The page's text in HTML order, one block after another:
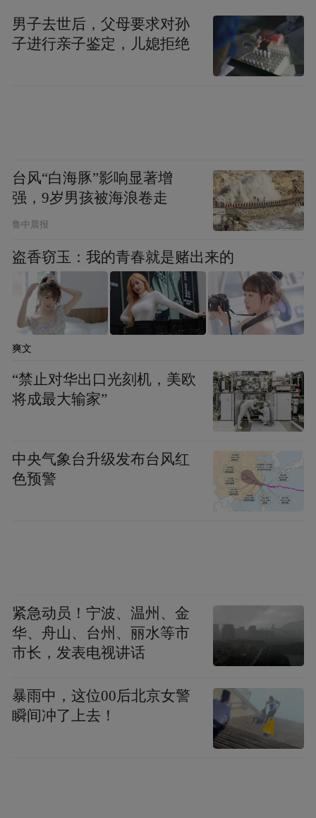
男子去世后，父母要求对孙
子进行亲子鉴定，儿媳拒绝
台风“白海豚”影响显著增
强，9岁男孩被海浪卷走
鲁中晨报
盗香窃玉：我的青春就是赌出来的
爽文
“禁止对华出口光刻机，美欧
将成最大输家”
中央气象台升级发布台风红
色预警
紧急动员！宁波、温州、金
华、舟山、台州、丽水等市
市长，发表电视讲话
暴雨中，这位00后北京女警
瞬间冲了上去！